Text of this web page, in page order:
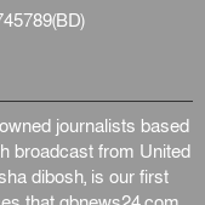
journalists based
broadcast from United
dibosh, is our first